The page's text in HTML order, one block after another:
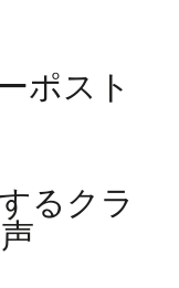
ポスト
るクラ